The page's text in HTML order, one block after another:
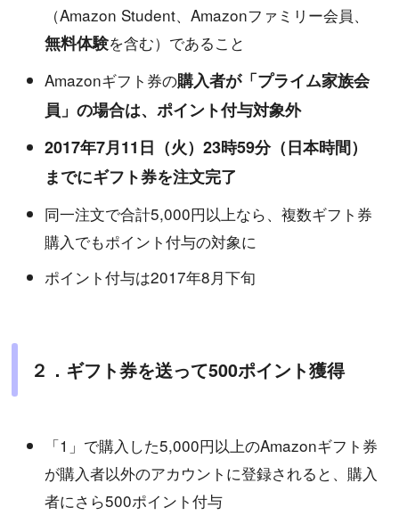
（Amazon Student、Amazonファミリー会員、
無料体験を含む）であること
Amazonギフト券の購入者が「プライム家族会
員」の場合は、ポイント付与対象外
2017年7月11日（火）23時59分（日本時間）
までにギフト券を注文完了
同一注文で合計5,000円以上なら、複数ギフト券
購入でもポイント付与の対象に
ポイント付与は2017年8月下旬
２．ギフト券を送って500ポイント獲得
「1」で購入した5,000円以上のAmazonギフト券
が購入者以外のアカウントに登録されると、購入
者にさら500ポイント付与